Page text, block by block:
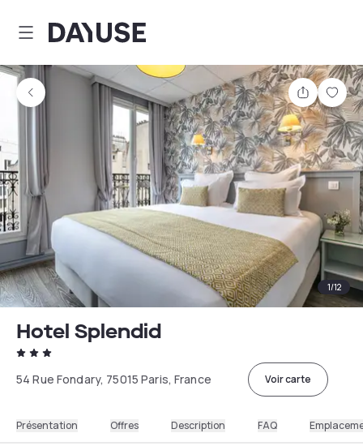
Dayuse
Partager
1/12
Hotel Splendid
54 Rue Fondary, 75015 Paris, France Voir carte
Présentation Offres Description FAQ